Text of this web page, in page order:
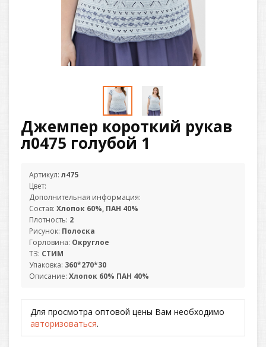
Джемпер короткий рукав
л0475 голубой 1
Артикул: л475
Цвет:
Дополнительная информация:
Состав: Хлопок 60%, ПАН 40%
Плотность: 2
Рисунок: Полоска
Горловина: Округлое
ТЗ: СТИМ
Упаковка: 360*270*30
Описание: Хлопок 60% ПАН 40%
Для просмотра оптовой цены Вам необходимо
авторизоваться.